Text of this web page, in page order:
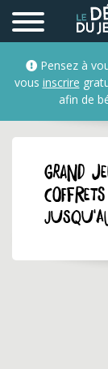
Pensez à
vous inscrire
afin de
GRAND